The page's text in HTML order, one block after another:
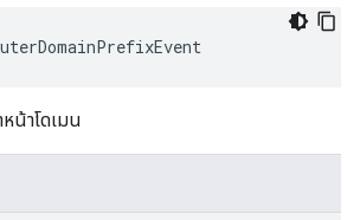
น้าโดเมน